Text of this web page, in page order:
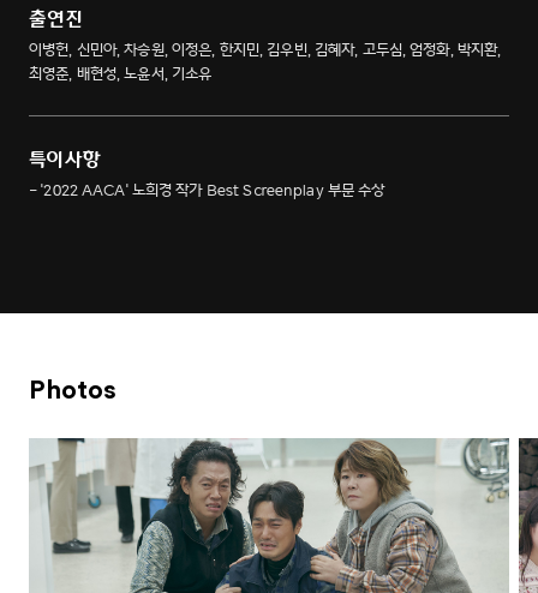
출연진
이병헌, 신민아, 차승원, 이정은, 한지민, 김우빈, 김혜자, 고두심, 엄정화, 박지환,
최영준, 배현성, 노윤서, 기소유
특이사항
- '2022 AACA' 노희경 작가 Best Screenplay 부문 수상
Photos